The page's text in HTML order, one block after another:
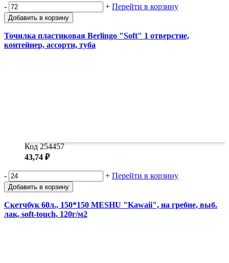
- + Перейти в корзину
Добавить в корзину
Точилка пластиковая Berlingo "Soft" 1 отверстие,
контейнер, ассорти, туба
Код 254457
43,74 ₽
- + Перейти в корзину
Добавить в корзину
Скетчбук 60л., 150*150 MESHU "Kawaii", на гребне, выб.
лак, soft-touch, 120г/м2